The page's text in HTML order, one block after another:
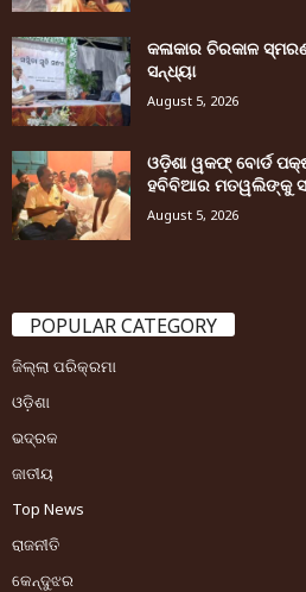
କଳାକାର ଚିରକାଳ
ସନ୍ଧ୍ୟା
August 5, 2026
ଓଡ଼ିଶା ୱକଫ୍ ବୋର୍ଡ
ହବିବିଆର ମତୱଲିଙ୍କୁ
August 5, 2026
POPULAR CATEGORY
ଜିଲ୍ଲା ପରିକ୍ରମା
ଓଡ଼ିଶା
ଭଦ୍ରକ
ଜାତୀୟ
Top News
ରାଜନୀତି
କେନ୍ଦୁଝର